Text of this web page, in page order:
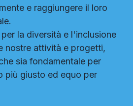
e raggiungere il loro
la diversità e l'inclusione
nostre attività e progetti,
sia fondamentale per
più giusto ed equo per